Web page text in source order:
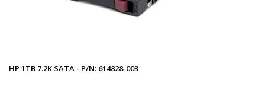
HP 1TB 7.2K SATA - P/N: 614828-003